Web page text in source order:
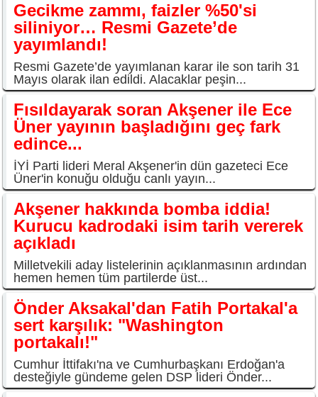
Gecikme zammı, faizler %50'si
siliniyor… Resmi Gazete’de
yayımlandı!
Resmi Gazete’de yayımlanan karar ile son tarih 31
Mayıs olarak ilan edildi. Alacaklar peşin...
Fısıldayarak soran Akşener ile Ece
Üner yayının başladığını geç fark
edince...
İYİ Parti lideri Meral Akşener'in dün gazeteci Ece
Üner'in konuğu olduğu canlı yayın...
Akşener hakkında bomba iddia!
Kurucu kadrodaki isim tarih vererek
açıkladı
Milletvekili aday listelerinin açıklanmasının ardından
hemen hemen tüm partilerde üst...
Önder Aksakal'dan Fatih Portakal'a
sert karşılık: "Washington
portakalı!"
Cumhur İttifakı'na ve Cumhurbaşkanı Erdoğan'a
desteğiyle gündeme gelen DSP lideri Önder...